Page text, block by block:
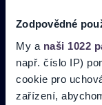
Zodpovědné
My a naši 1022
např. číslo IP)
cookie pro
zařízení,
Pridajte sa do